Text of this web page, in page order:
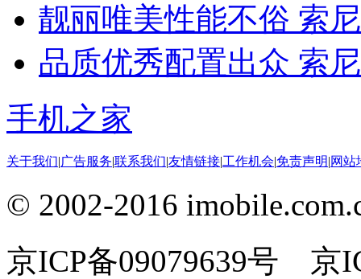
靓丽唯美性能不俗 索
品质优秀配置出众 索
手机之家
关于我们|广告服务|联系我们|友情链接|工作机会|免责声明|网站
© 2002-2016
京ICP备09079639号 京